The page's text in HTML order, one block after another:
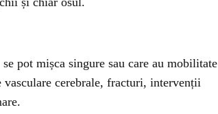
pot mișca singure sau care au mobilitate
vasculare cerebrale, fracturi, intervenții